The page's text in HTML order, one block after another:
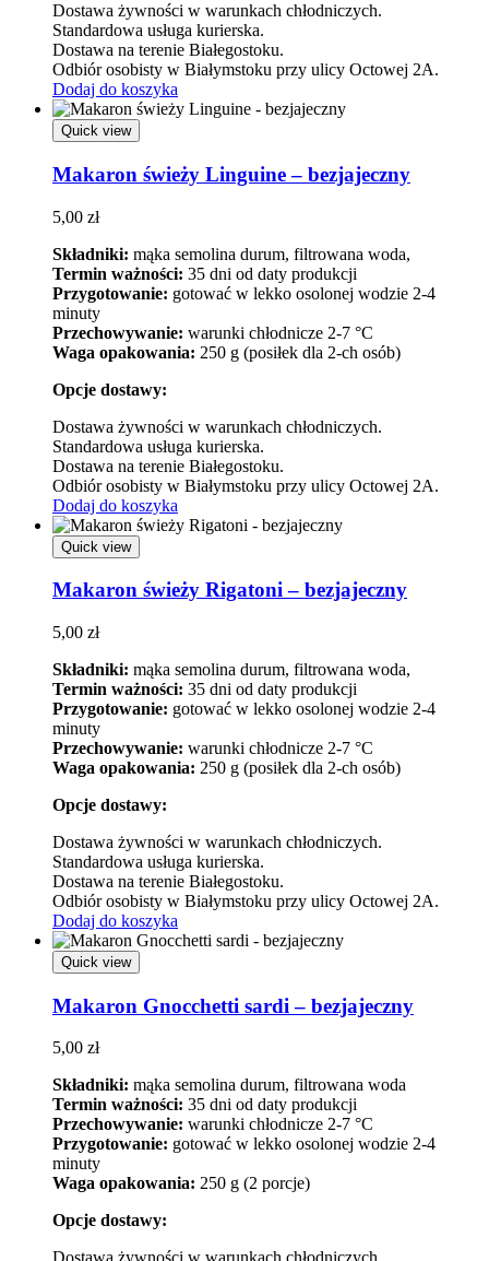
Dostawa żywności w warunkach chłodniczych.
Standardowa usługa kurierska.
Dostawa na terenie Białegostoku.
Odbiór osobisty w Białymstoku przy ulicy Octowej 2A.
Dodaj do koszyka
Quick view
Makaron świeży Linguine – bezjajeczny
5,00 zł
Składniki: mąka semolina durum, filtrowana woda,
Termin ważności: 35 dni od daty produkcji
Przygotowanie: gotować w lekko osolonej wodzie 2-4
minuty
Przechowywanie: warunki chłodnicze 2-7 °C
Waga opakowania: 250 g (posiłek dla 2-ch osób)
Opcje dostawy:
Dostawa żywności w warunkach chłodniczych.
Standardowa usługa kurierska.
Dostawa na terenie Białegostoku.
Odbiór osobisty w Białymstoku przy ulicy Octowej 2A.
Dodaj do koszyka
Quick view
Makaron świeży Rigatoni – bezjajeczny
5,00 zł
Składniki: mąka semolina durum, filtrowana woda,
Termin ważności: 35 dni od daty produkcji
Przygotowanie: gotować w lekko osolonej wodzie 2-4
minuty
Przechowywanie: warunki chłodnicze 2-7 °C
Waga opakowania: 250 g (posiłek dla 2-ch osób)
Opcje dostawy:
Dostawa żywności w warunkach chłodniczych.
Standardowa usługa kurierska.
Dostawa na terenie Białegostoku.
Odbiór osobisty w Białymstoku przy ulicy Octowej 2A.
Dodaj do koszyka
Quick view
Makaron Gnocchetti sardi – bezjajeczny
5,00 zł
Składniki: mąka semolina durum, filtrowana woda
Termin ważności: 35 dni od daty produkcji
Przechowywanie: warunki chłodnicze 2-7 °C
Przygotowanie: gotować w lekko osolonej wodzie 2-4
minuty
Waga opakowania: 250 g (2 porcje)
Opcje dostawy: